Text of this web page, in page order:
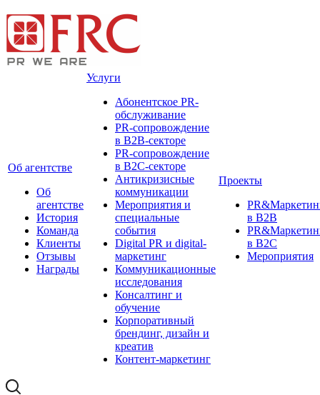
Об агентстве
Об
агентстве
История
Команда
Клиенты
Отзывы
Награды
Услуги
Абонентское PR-
обслуживание
PR-сопровождение
в B2B-секторе
PR-сопровождение
в B2С-секторе
Антикризисные
коммуникации
Мероприятия и
специальные
события
Digital PR и digital-
маркетинг
Коммуникационные
исследования
Консалтинг и
обучение
Корпоративный
брендинг, дизайн и
креатив
Контент-маркетинг
Проекты
в B2B
в B2C
Мероприятия